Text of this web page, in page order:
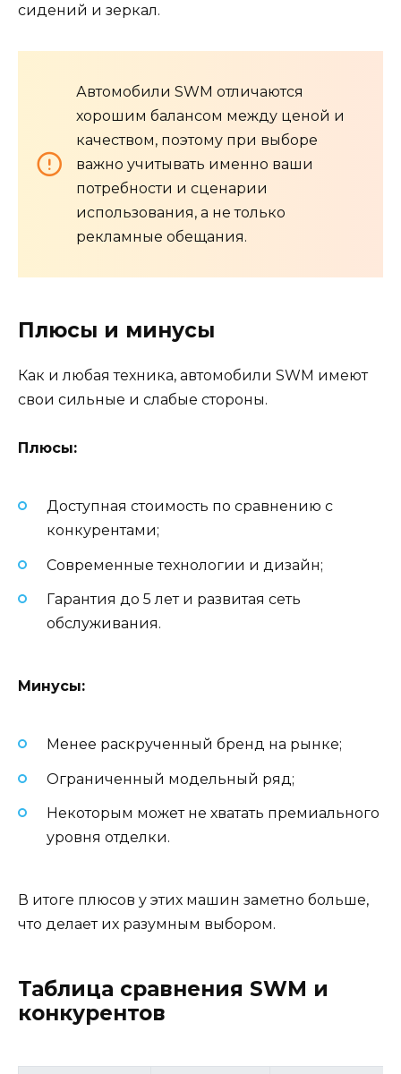
сидений и зеркал.
Автомобили SWM отличаются
хорошим балансом между ценой и
качеством, поэтому при выборе
важно учитывать именно ваши
потребности и сценарии
использования, а не только
рекламные обещания.
Плюсы и минусы
Как и любая техника, автомобили SWM имеют
свои сильные и слабые стороны.
Плюсы:
Доступная стоимость по сравнению с
конкурентами;
Современные технологии и дизайн;
Гарантия до 5 лет и развитая сеть
обслуживания.
Минусы:
Менее раскрученный бренд на рынке;
Ограниченный модельный ряд;
Некоторым может не хватать премиального
уровня отделки.
В итоге плюсов у этих машин заметно больше,
что делает их разумным выбором.
Таблица сравнения SWM и
конкурентов